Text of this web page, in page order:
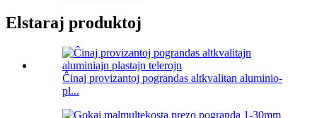
Elstaraj produktoj
Ĉinaj provizantoj pograndas altkvalitan aluminio-
pl...